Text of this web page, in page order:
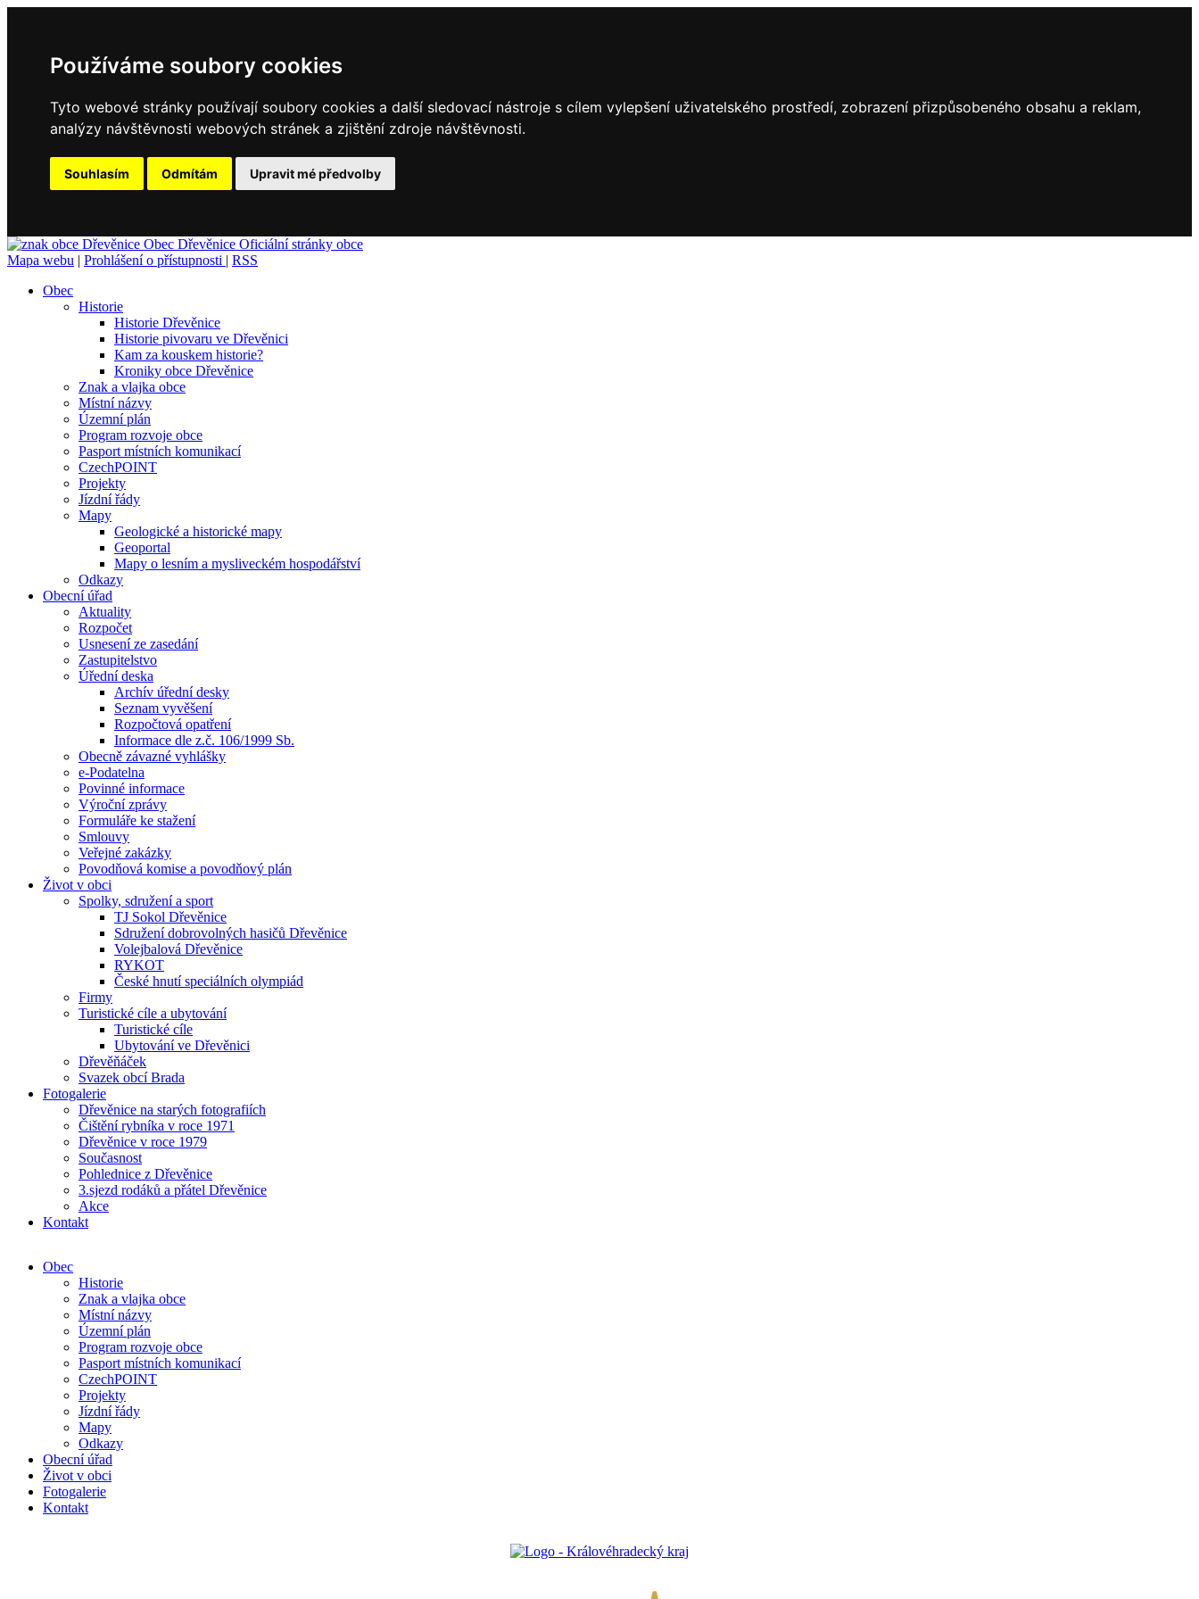
Používáme soubory cookies
Tyto webové stránky používají soubory cookies a další sledovací nástroje s cílem vylepšení uživatelského prostředí, zobrazení přizpůsobeného obsahu a reklam,
analýzy návštěvnosti webových stránek a zjištění zdroje návštěvnosti.
Souhlasím Odmítám Upravit mé předvolby
Obec Dřevěnice Oficiální stránky obce
Mapa webu | Prohlášení o přístupnosti | RSS
Obec
Historie
Historie Dřevěnice
Historie pivovaru ve Dřevěnici
Kam za kouskem historie?
Kroniky obce Dřevěnice
Znak a vlajka obce
Místní názvy
Územní plán
Program rozvoje obce
Pasport místních komunikací
CzechPOINT
Projekty
Jízdní řády
Mapy
Geologické a historické mapy
Geoportal
Mapy o lesním a mysliveckém hospodářství
Odkazy
Obecní úřad
Aktuality
Rozpočet
Usnesení ze zasedání
Zastupitelstvo
Úřední deska
Archív úřední desky
Seznam vyvěšení
Rozpočtová opatření
Informace dle z.č. 106/1999 Sb.
Obecně závazné vyhlášky
e-Podatelna
Povinné informace
Výroční zprávy
Formuláře ke stažení
Smlouvy
Veřejné zakázky
Povodňová komise a povodňový plán
Život v obci
Spolky, sdružení a sport
TJ Sokol Dřevěnice
Sdružení dobrovolných hasičů Dřevěnice
Volejbalová Dřevěnice
RYKOT
České hnutí speciálních olympiád
Firmy
Turistické cíle a ubytování
Turistické cíle
Ubytování ve Dřevěnici
Dřevěňáček
Svazek obcí Brada
Fotogalerie
Dřevěnice na starých fotografiích
Čištění rybníka v roce 1971
Dřevěnice v roce 1979
Současnost
Pohlednice z Dřevěnice
3.sjezd rodáků a přátel Dřevěnice
Akce
Kontakt
Obec
Historie
Znak a vlajka obce
Místní názvy
Územní plán
Program rozvoje obce
Pasport místních komunikací
CzechPOINT
Projekty
Jízdní řády
Mapy
Odkazy
Obecní úřad
Život v obci
Fotogalerie
Kontakt